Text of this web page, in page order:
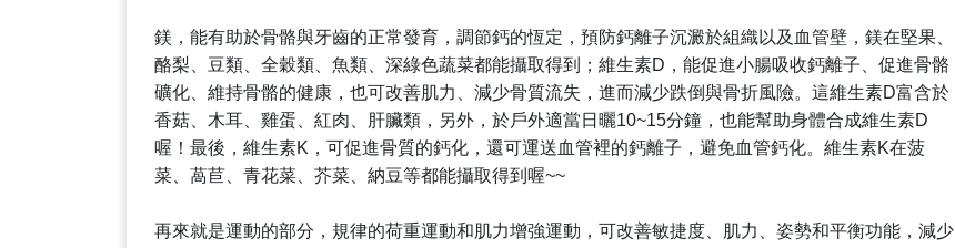
鎂，能有助於骨骼與牙齒的正常發育，調節鈣的恆定，預防鈣離子沉澱於組織以及血管壁，鎂在堅果、
酪梨、豆類、全穀類、魚類、深綠色蔬菜都能攝取得到；維生素D，能促進小腸吸收鈣離子、促進骨骼
礦化、維持骨骼的健康，也可改善肌力、減少骨質流失，進而減少跌倒與骨折風險。這維生素D富含於
香菇、木耳、雞蛋、紅肉、肝臟類，另外，於戶外適當日曬10~15分鐘，也能幫助身體合成維生素D
喔！最後，維生素K，可促進骨質的鈣化，還可運送血管裡的鈣離子，避免血管鈣化。維生素K在菠
菜、萵苣、青花菜、芥菜、納豆等都能攝取得到喔~~
再來就是運動的部分，規律的荷重運動和肌力增強運動，可改善敏捷度、肌力、姿勢和平衡功能，減少